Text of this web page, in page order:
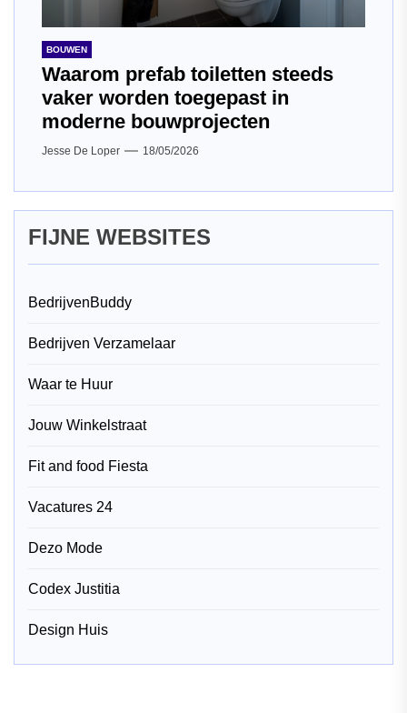
BOUWEN
Waarom prefab toiletten steeds
vaker worden toegepast in
moderne bouwprojecten
Jesse De Loper 18/05/2026
FIJNE WEBSITES
BedrijvenBuddy
Bedrijven Verzamelaar
Waar te Huur
Jouw Winkelstraat
Fit and food Fiesta
Vacatures 24
Dezo Mode
Codex Justitia
Design Huis